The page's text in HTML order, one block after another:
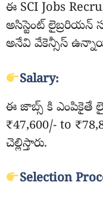
ఈ SCI Jobs
అసిస్టెంట్ లైబ్రరియన్
అనేవి వేకెన్సీస్
Salary:
ఈ జాబ్స్ కి ఎంపికైతే
₹47,600/- to
చెల్లిస్తారు.
Selection